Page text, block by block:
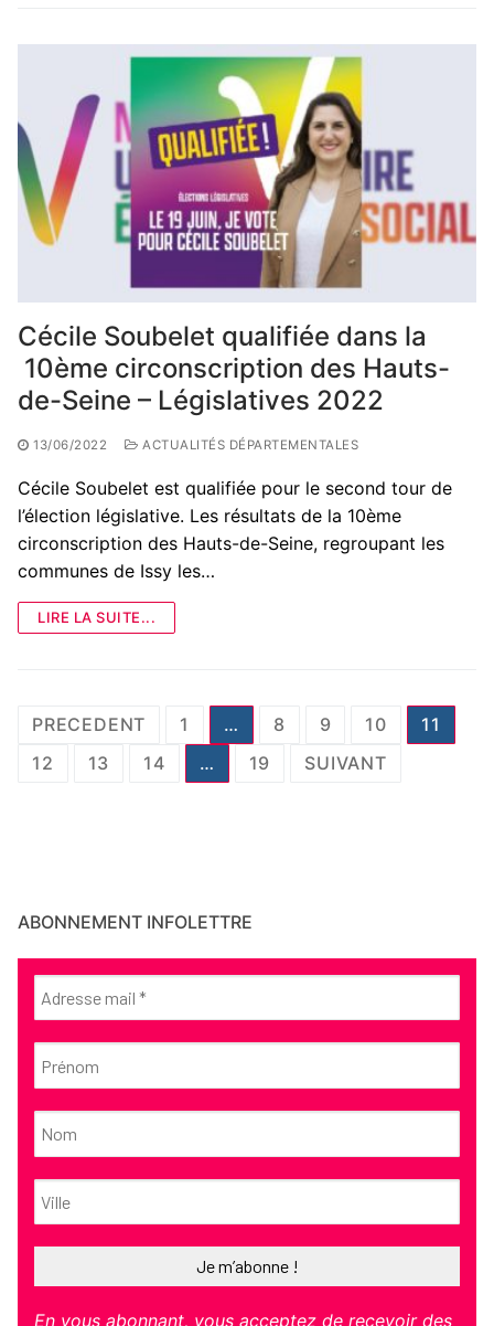
Cécile Soubelet qualifiée dans la
10ème circonscription des Hauts-
de-Seine – Législatives 2022
13/06/2022 ACTUALITÉS DÉPARTEMENTALES
Cécile Soubelet est qualifiée pour le second tour de
l’élection législative. Les résultats de la 10ème
circonscription des Hauts-de-Seine, regroupant les
communes de Issy les…
LIRE LA SUITE...
Pagination
des
publications
PRECEDENT 1 … 8 9 10
11
12
13 14 … 19 SUIVANT
ABONNEMENT INFOLETTRE
En vous abonnant, vous acceptez de recevoir des